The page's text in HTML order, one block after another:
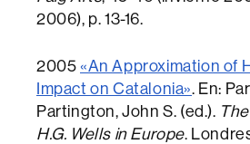
2006), p. 13-16.
2005 «An Approximation of
Impact on Catalonia». En:
Partington, John S. (ed.).
H.G. Wells in Europe.